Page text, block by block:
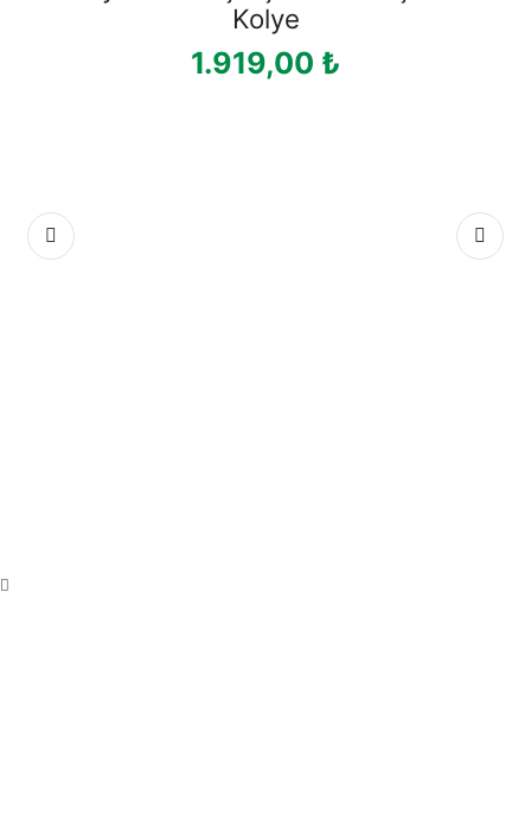
Kolye
1.919,00 ₺